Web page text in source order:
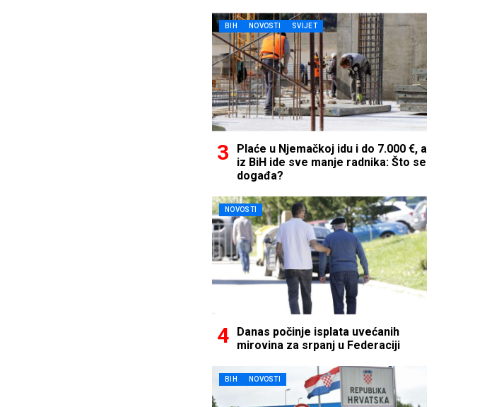
BIH NOVOSTI SVIJET
Plaće u Njemačkoj idu i do 7.000 €, a
iz BiH ide sve manje radnika: Što se
događa?
NOVOSTI
Danas počinje isplata uvećanih
mirovina za srpanj u Federaciji
BIH NOVOSTI